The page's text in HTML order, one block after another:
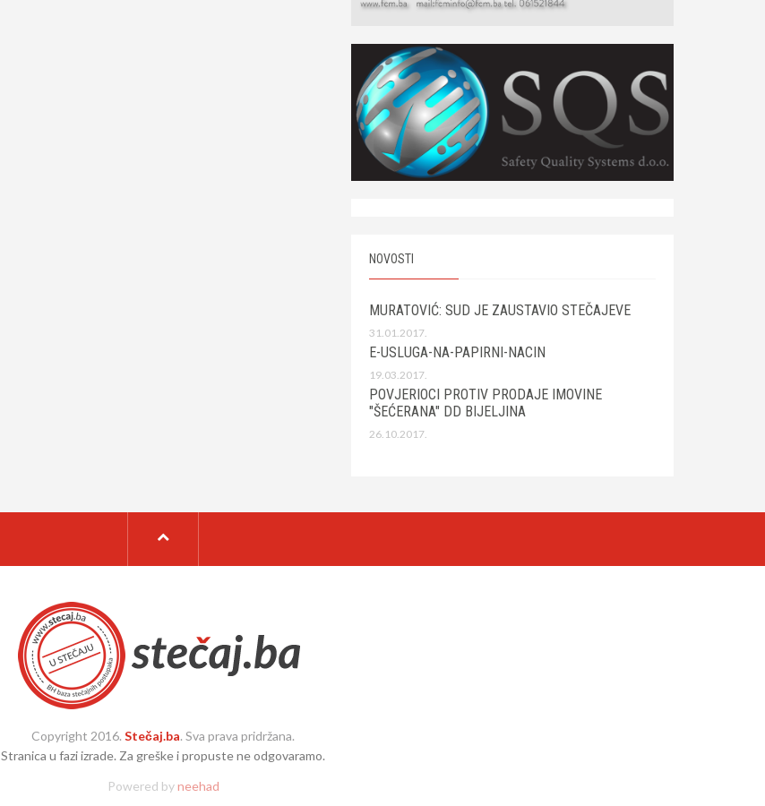
NOVOSTI
MURATOVIĆ: SUD JE ZAUSTAVIO STEČAJEVE
31.01.2017.
E-USLUGA-NA-PAPIRNI-NACIN
19.03.2017.
POVJERIOCI PROTIV PRODAJE IMOVINE
"ŠEĆERANA" DD BIJELJINA
26.10.2017.
Copyright 2016. Stečaj.ba. Sva prava pridržana.
Stranica u fazi izrade. Za greške i propuste ne odgovaramo.
Powered byneehad